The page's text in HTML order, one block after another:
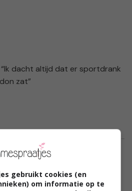
dacht altijd dat er sportdrank
zat”
“Ik ontdekte dat ze mijn
gebruikt cookies (en
om informatie op te